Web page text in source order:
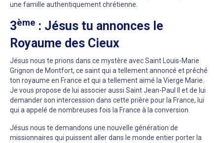
une famille authentiquement chrétienne.
3ème : Jésus tu annonces le
Royaume des Cieux
Jésus nous te prions dans ce mystère avec Saint Louis-Marie
Grignon de Montfort, ce saint qui a tellement annoncé et prêché
ton royaume en France et qui a tellement aimé la Vierge Marie.
Je vous propose de lui associer aussi Saint Jean-Paul II et de lui
demander son intercession dans cette prière pour la France, lui
qui a appelé de nombreuses fois la France à la conversion.
Jésus nous te demandons une nouvelle génération de
missionnaires qui puissent aller dans le monde entier porter la